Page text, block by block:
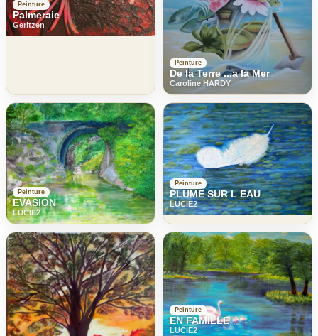
Peinture
Palmeraie
Geritzen
Peinture
De la Terre ...a la Mer
Caroline HARDY
Peinture
EVASION
LUCIE2
Peinture
PLUME SUR L EAU
LUCIE2
Peinture
EN FAMILLE
LUCIE2